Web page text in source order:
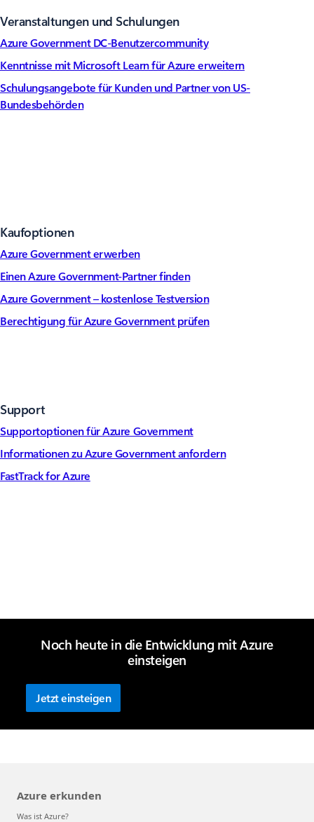
Veranstaltungen und Schulungen
Azure Government DC-Benutzercommunity
Kenntnisse mit Microsoft Learn für Azure erweitern
Schulungsangebote für Kunden und Partner von US-
Bundesbehörden
Kaufoptionen
Azure Government erwerben
Einen Azure Government-Partner finden
Azure Government – kostenlose Testversion
Berechtigung für Azure Government prüfen
Support
Supportoptionen für Azure Government
Informationen zu Azure Government anfordern
FastTrack for Azure
Noch heute in die Entwicklung mit Azure
einsteigen
Jetzt einsteigen
Azure erkunden
Was ist Azure?